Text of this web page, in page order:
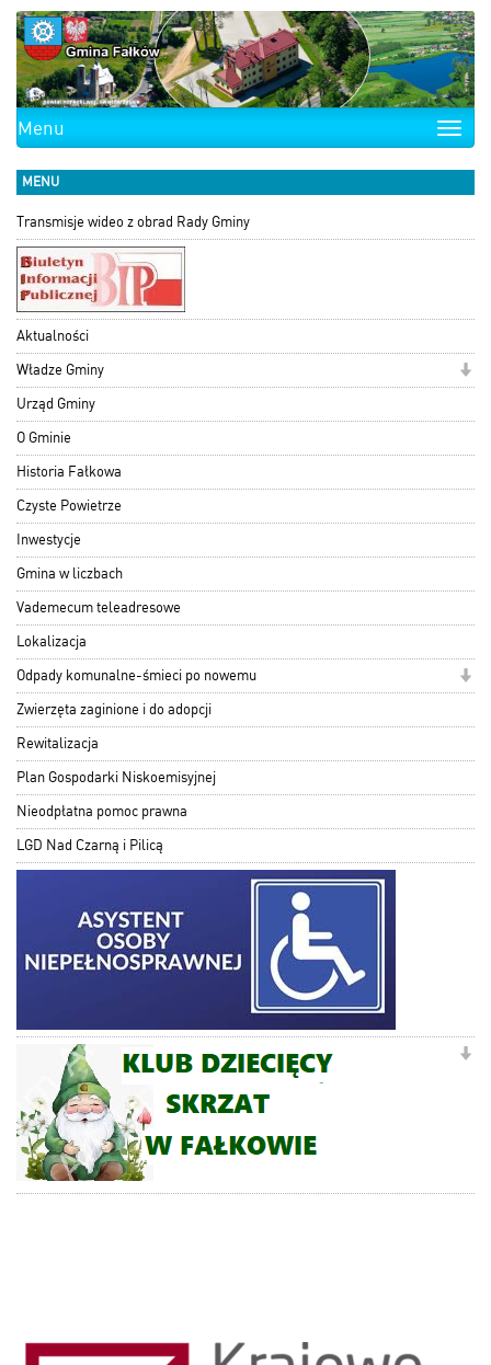
Toggle
Menu
MENU
Transmisje wideo z obrad Rady Gminy
Aktualności
Władze Gminy
Urząd Gminy
O Gminie
Historia Fałkowa
Czyste Powietrze
Inwestycje
Gmina w liczbach
Vademecum teleadresowe
Lokalizacja
Odpady komunalne-śmieci po nowemu
Zwierzęta zaginione i do adopcji
Rewitalizacja
Plan Gospodarki Niskoemisyjnej
Nieodpłatna pomoc prawna
LGD Nad Czarną i Pilicą